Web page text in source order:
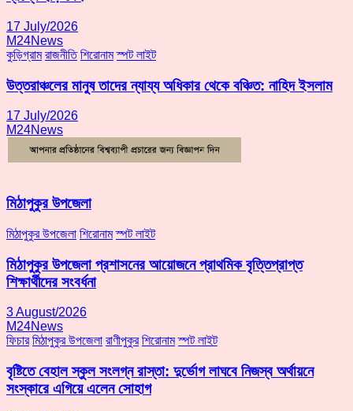
17 July/2026
M24News
কুড়িগ্রাম রাজনীতি শিরোনাম স্পট লাইট
উত্তরাঞ্চলের মানুষ তাদের ন্যায্য অধিকার থেকে বঞ্চিত: নাহিদ ইসলাম
17 July/2026
M24News
মিঠাপুকুর উপজেলা
মিঠাপুকুর উপজেলা শিরোনাম স্পট লাইট
মিঠাপুকুর উপজেলা প্রশাসনের আয়োজনে প্রাথমিক বৃত্তিপ্রাপ্ত
শিক্ষার্থীদের সংবর্ধনা
3 August/2026
M24News
ফিচার মিঠাপুকুর উপজেলা রাণীপুকুর শিরোনাম স্পট লাইট
বৃষ্টিতে বেহাল স্কুল সংলগ্ন রাস্তা: দুর্ভোগ লাঘবে নিজস্ব অর্থায়নে
সংস্কারে এগিয়ে এলেন সোহাগ